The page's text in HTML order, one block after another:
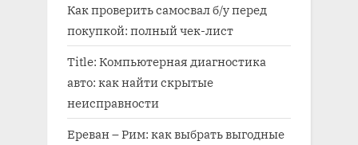
Как проверить самосвал б/у перед
покупкой: полный чек-лист
Title: Компьютерная диагностика
авто: как найти скрытые
неисправности
Ереван – Рим: как выбрать выгодные